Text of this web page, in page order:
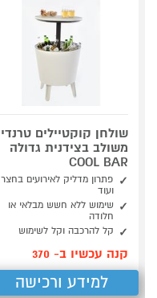
שולחן קוקטיילים טרנדי
משולב בצידנית גדולה
COOL BAR
פתרון מדליק לאירועים בחצר
ועוד
שימוש ללא חשש מבלאי או
חלודה
קל להרכבה וקל לשימוש
קנה עכשיו ב- 370
למידע ורכישה